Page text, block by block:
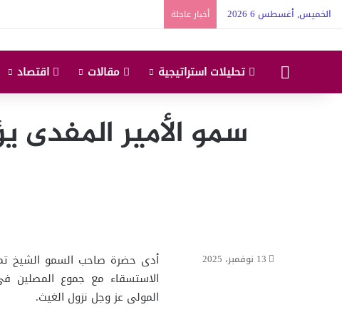
الخميس, أغسطس 6 2026 أخبار عاجلة
البداية تحليلات استراتيجية مقالات اقتصاد
سمو الأمير
أدى حضرة صاحب السمو الشيخ
الاستسقاء مع جموع المصلين
المولى عز وجل نزول الغيث.
13 نوفمبر، 2025